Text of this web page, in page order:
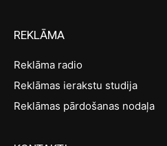
REKLĀMA
Reklāma radio
Reklāmas ierakstu studija
Reklāmas pārdošanas nodaļa